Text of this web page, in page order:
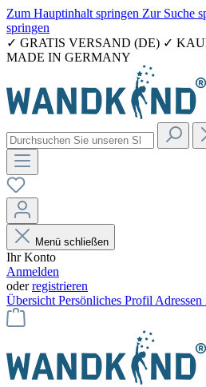
Zum Hauptinhalt springen Zur Suche
springen
✓ GRATIS VERSAND (DE) ✓
MADE IN GERMANY
Menü schließen
Ihr Konto
Anmelden
oderregistrieren
Übersicht Persönliches Profil Adressen